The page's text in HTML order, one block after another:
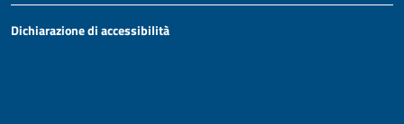
Dichiarazione di accessibilità